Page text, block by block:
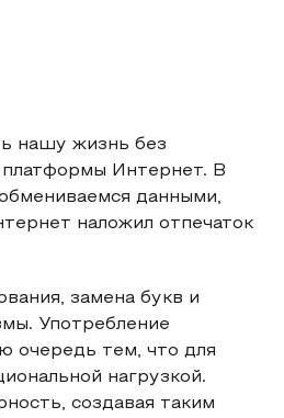
нашу жизнь без
Интернет. В
данными,
наложил отпечаток
замена букв и
Употребление
очередь тем, что для
нагрузкой.
создавая таким